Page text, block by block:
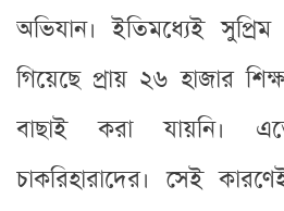
অভিযান। ইতিমধ্যেই সুপ্রিম
গিয়েছে প্রায় ২৬ হাজার
বাছাই করা যায়নি।
চাকরিহারাদের। সেই